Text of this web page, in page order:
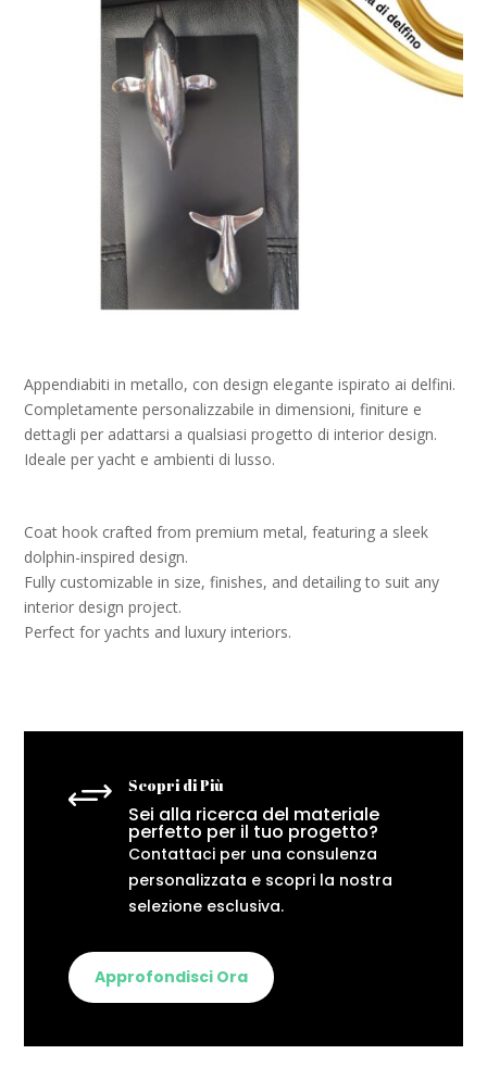
Appendiabiti in metallo, con design elegante ispirato ai delfini.
Completamente personalizzabile in dimensioni, finiture e
dettagli per adattarsi a qualsiasi progetto di interior design.
Ideale per yacht e ambienti di lusso.
Coat hook crafted from premium metal, featuring a sleek
dolphin-inspired design.
Fully customizable in size, finishes, and detailing to suit any
interior design project.
Perfect for yachts and luxury interiors.
+ Scopri di Più
Sei alla ricerca del materiale
perfetto per il tuo progetto?
Contattaci per una consulenza
personalizzata e scopri la nostra
selezione esclusiva.
Approfondisci Ora